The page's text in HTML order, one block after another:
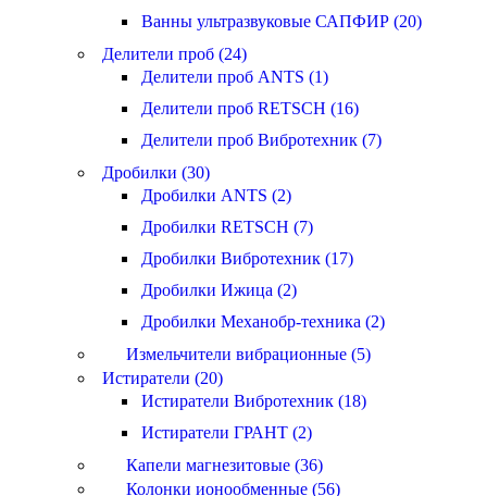
Ванны ультразвуковые САПФИР (20)
Делители проб (24)
Делители проб ANTS (1)
Делители проб RETSCH (16)
Делители проб Вибротехник (7)
Дробилки (30)
Дробилки ANTS (2)
Дробилки RETSCH (7)
Дробилки Вибротехник (17)
Дробилки Ижица (2)
Дробилки Механобр-техника (2)
Измельчители вибрационные (5)
Истиратели (20)
Истиратели Вибротехник (18)
Истиратели ГРАНТ (2)
Капели магнезитовые (36)
Колонки ионообменные (56)